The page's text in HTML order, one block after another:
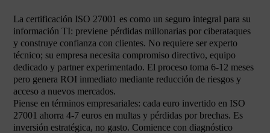
La certificación ISO 27001 es como un seguro integral para su
información TI: previene pérdidas millonarias por ciberataques
y construye confianza con clientes. No requiere ser experto
técnico; su empresa necesita compromiso directivo, equipo
dedicado y partner experimentado. El proceso toma 6-12 meses
pero genera ROI inmediato mediante reducción de riesgos y
acceso a nuevos mercados.
Piense en términos empresariales: cada euro invertido en ISO
27001 ahorra 4-7 euros en multas y pérdidas por brechas. Es
inversión estratégica, no gasto. Comience con diagnóstico